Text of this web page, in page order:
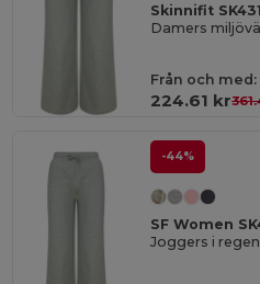
Skinnifit SK431
Damers
Från och med:
224.61 kr
-44%
SF Women